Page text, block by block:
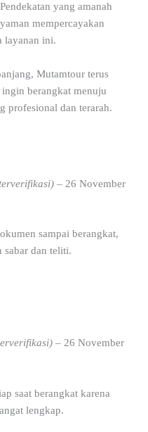
yang amanah
mempercayakan
layanan ini.
Mutamtour terus
berangkat menuju
profesional dan terarah.
– 26 November
sampai berangkat,
sabar dan teliti.
– 26 November
saat berangkat karena
lengkap.